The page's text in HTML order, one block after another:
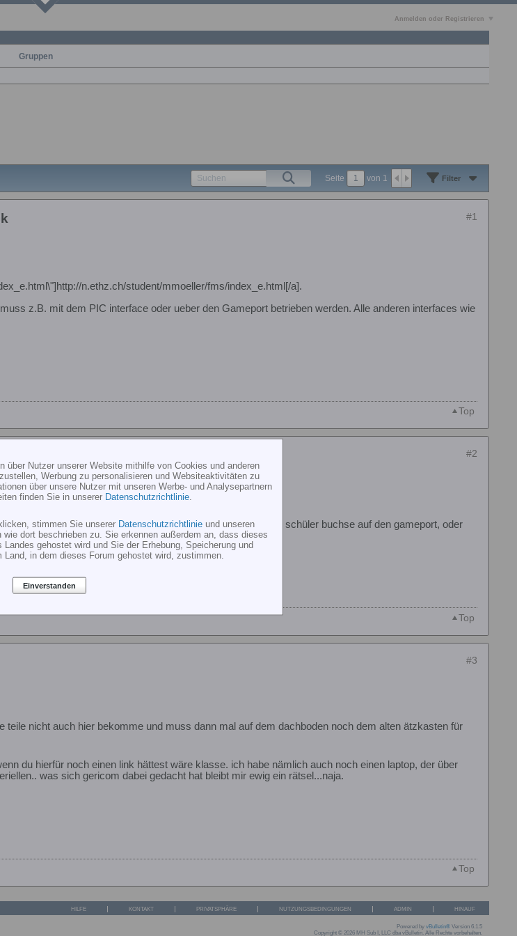
Anmelden oder Registrieren
Gruppen
Seite von 1 Filter
#1
n.ethz.ch/student/mmoeller/fms/index_e.html[/a].
z.B. mit dem PIC interface oder ueber den Gameport betrieben werden. Alle anderen interfaces wie
Top
#2
weiss ich nun schon, aber wie komme ich von der graupner schüler buchse auf den gameport, oder
Top
#3
teile nicht auch hier bekomme und muss dann mal auf dem dachboden noch dem alten ätzkasten für
du hierfür noch einen link hättest wäre klasse. ich habe nämlich auch noch einen laptop, der über
was sich gericom dabei gedacht hat bleibt mir ewig ein rätsel...naja.
Top
HILFE KONTAKT PRIVATSPHÄRE NUTZUNGSBEDINGUNGEN ADMIN HINAUF
Powered by vBulletin® Version 6.1.5
Copyright © 2026 MH Sub I, LLC dba vBulletin. Alle Rechte vorbehalten.
über Nutzer unserer Website mithilfe von Cookies und anderen
Werbung zu personalisieren und Websiteaktivitäten zu
über unsere Nutzer mit unseren Werbe- und Analysepartnern
finden Sie in unserer Datenschutzrichtlinie
stimmen Sie unserer Datenschutzrichtlinie und unseren
dort beschrieben zu. Sie erkennen außerdem an, dass dieses
gehostet wird und Sie der Erhebung, Speicherung und
Land, in dem dieses Forum gehostet wird, zustimmen.
Einverstanden